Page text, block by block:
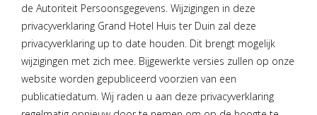
de Autoriteit Persoonsgegevens. Wijzigingen in deze
privacyverklaring Grand Hotel Huis ter Duin zal deze
privacyverklaring up to date houden. Dit brengt mogelijk
wijzigingen met zich mee. Bijgewerkte versies zullen op onze
website worden gepubliceerd voorzien van een
publicatiedatum. Wij raden u aan deze privacyverklaring